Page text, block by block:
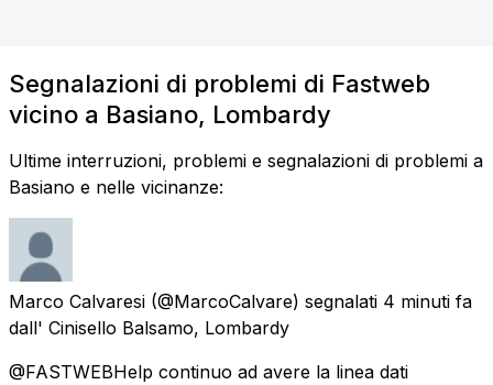
Segnalazioni di problemi di Fastweb
vicino a Basiano, Lombardy
Ultime interruzioni, problemi e segnalazioni di problemi a
Basiano e nelle vicinanze:
Marco Calvaresi (@MarcoCalvare) segnalati 4 minuti fa
dall' Cinisello Balsamo, Lombardy
@FASTWEBHelp continuo ad avere la linea dati